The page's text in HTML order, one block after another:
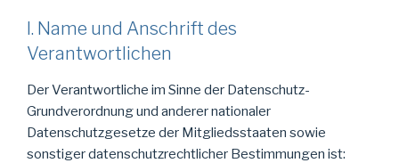
I. Name und Anschrift des
Verantwortlichen
Der Verantwortliche im Sinne der Datenschutz-
Grundverordnung und anderer nationaler
Datenschutzgesetze der Mitgliedsstaaten sowie
sonstiger datenschutzrechtlicher Bestimmungen ist: